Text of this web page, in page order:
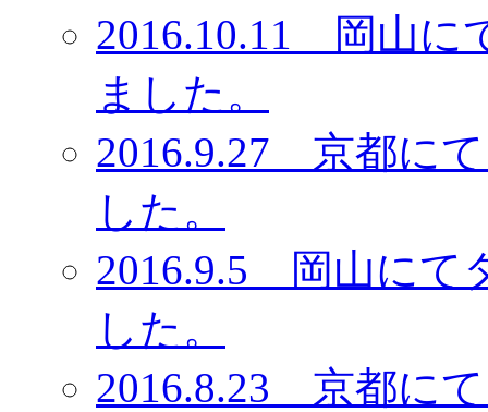
2016.10.11 岡山に
ました。
2016.9.27 京都に
した。
2016.9.5 岡山にて
した。
2016.8.23 京都に